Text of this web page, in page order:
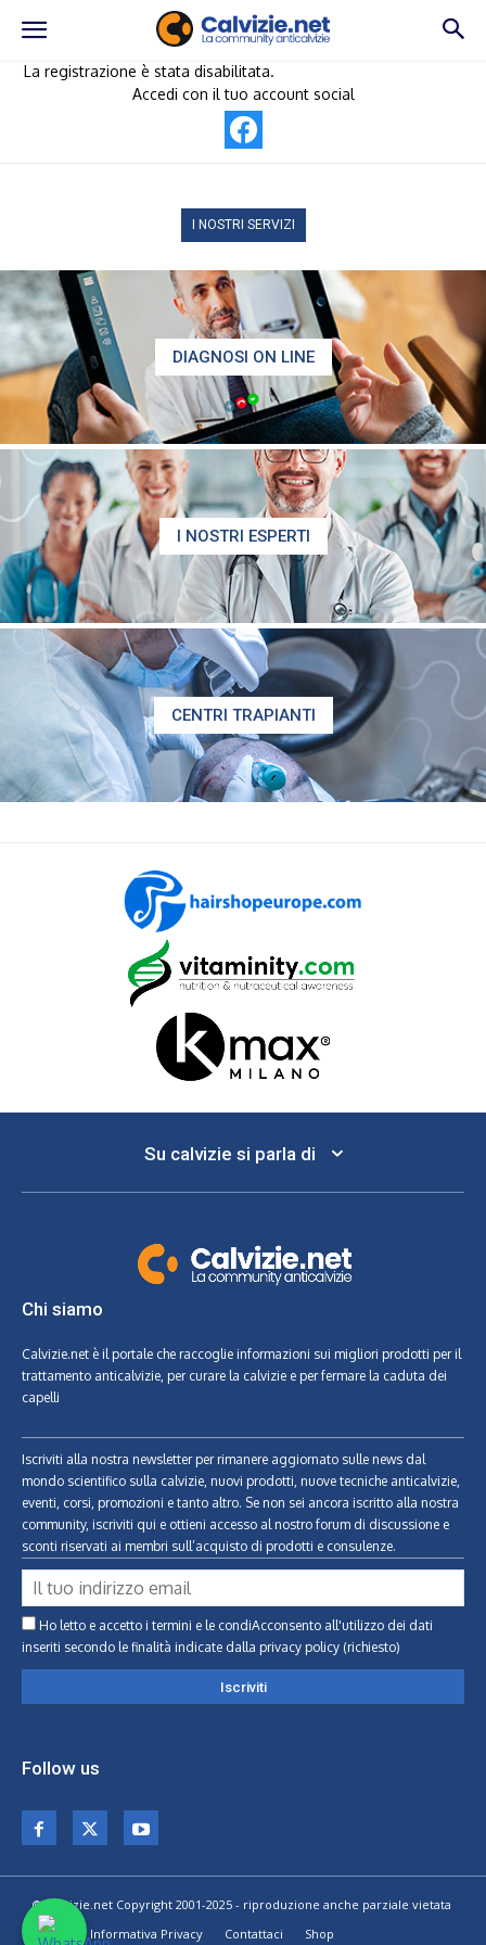
La registrazione è stata disabilitata.
Accedi con il tuo account social
I NOSTRI SERVIZI
DIAGNOSI ON LINE
I NOSTRI ESPERTI
CENTRI TRAPIANTI
Su calvizie si parla di
Chi siamo
Calvizie.net è il portale che raccoglie informazioni sui migliori prodotti per il
trattamento anticalvizie, per curare la calvizie e per fermare la caduta dei
capelli
Iscriviti alla nostra newsletter per rimanere aggiornato sulle news dal
mondo scientifico sulla calvizie, nuovi prodotti, nuove tecniche anticalvizie,
eventi, corsi, promozioni e tanto altro. Se non sei ancora iscritto alla nostra
community, iscriviti qui e ottieni accesso al nostro forum di discussione e
sconti riservati ai membri sull’acquisto di prodotti e consulenze.
Ho letto e accetto i termini e le condiAcconsento all'utilizzo dei dati
inseriti secondo le finalità indicate dalla privacy policy (richiesto)
Follow us
© Calvizie.net Copyright 2001-2025 - riproduzione anche parziale vietata
Home
Informativa Privacy Contattaci Shop